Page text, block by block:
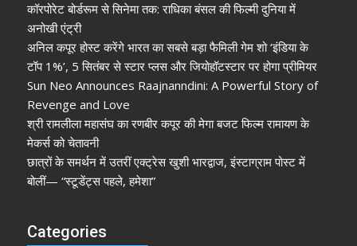
कॉरपोरेट बोर्डरूम से सिनेमा तक: राधिका बंसल की फिल्मी दुनिया में
अनोखी एंट्री
अनिल कपूर होस्ट करेंगे भारत का सबसे बड़ा फैमिली गेम शो ‘इंडिया के
टॉप 1%’, 5 सितंबर से स्टार प्लस और जियोहॉटस्टार पर होगा प्रीमियर
Sun Neo Announces Raajnanndini: A Powerful Story of
Revenge and Love
श्री रामलीला महासंघ का रणबीर कपूर की मेगा बजट फिल्म रामायण के
मेकर्स को चेतावनी
छात्रों के समर्थन में उतरीं एक्ट्रेस खुशी भारद्वाज, इंस्टाग्राम पोस्ट में
बोलीं— “स्टूडेंट्स पहले, हमेशा”
Categories